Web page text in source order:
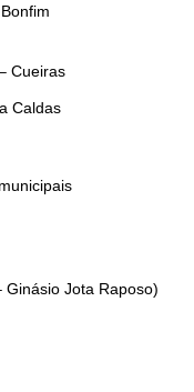
Cueiras
Caldas
Jota Raposo)